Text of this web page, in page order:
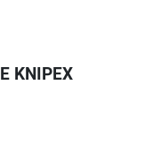
KNIPEX